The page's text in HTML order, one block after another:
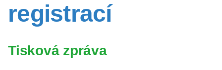
registrací
Tisková zpráva